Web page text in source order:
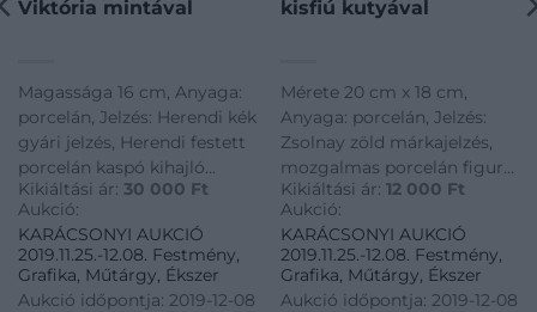
Viktória mintával
Magassága 16 cm, Anyaga:
porcelán, Jelzés: Herendi kék
gyári jelzés, Herendi festett
porcelán kaspó kihajló
peremmel, két füllel,
kézifestésű színes díszítéssel
Kikiáltási ár: 30 000 Ft
Aukció:
KARÁCSONYI AUKCIÓ
2019.11.25.-12.08. Festmény,
Grafika, Műtárgy, Ékszer
Aukció időpontja: 2019-12-08
kisfiú kutyával
Mérete 20 cm x 18 cm,
Anyaga: porcelán, Jelzés:
Zsolnay zöld márkajelzés,
mozgalmas porcelán figura
színes festéssel
Kikiáltási ár: 12 000 Ft
Aukció:
KARÁCSONYI AUKCIÓ
2019.11.25.-12.08. Festmény,
Grafika, Műtárgy, Ékszer
Aukció időpontja: 2019-12-08